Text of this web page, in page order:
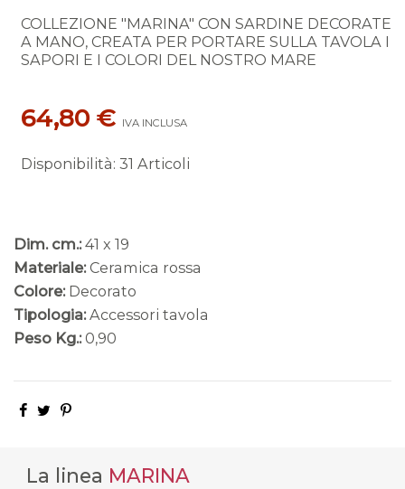
COLLEZIONE "MARINA" CON SARDINE DECORATE
A MANO, CREATA PER PORTARE SULLA TAVOLA I
SAPORI E I COLORI DEL NOSTRO MARE
64,80 € IVA INCLUSA
Disponibilità: 31 Articoli
Dim. cm.: 41 x 19
Materiale: Ceramica rossa
Colore: Decorato
Tipologia: Accessori tavola
Peso Kg.: 0,90
La linea MARINA